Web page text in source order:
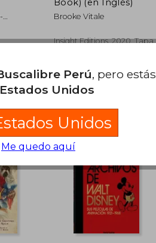
Brooke Vitale
Insight Editions, 2020, Tapa
55%
Perú, pero estás
Estados Unidos
Unidos
Me quedo aquí